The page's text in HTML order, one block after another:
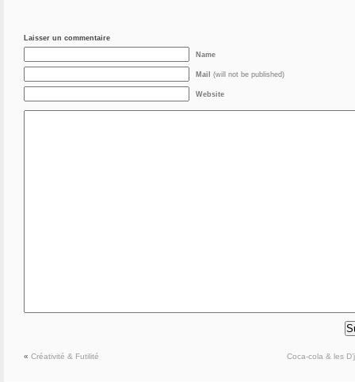
Laisser un commentaire
Name
Mail (will not be published)
Website
« Créativité & Futilité Coca-cola & les